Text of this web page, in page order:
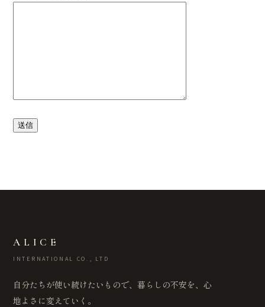
ALICE
INTERNATIONAL CO., LTD
自分たちが使い続けたいもので、暮らしの不安を、心
地よさに変えていく。